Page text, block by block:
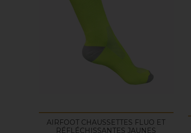
AIRFOOT CHAUSSETTES FLUO ET
RÉFLÉCHISSANTES JAUNES